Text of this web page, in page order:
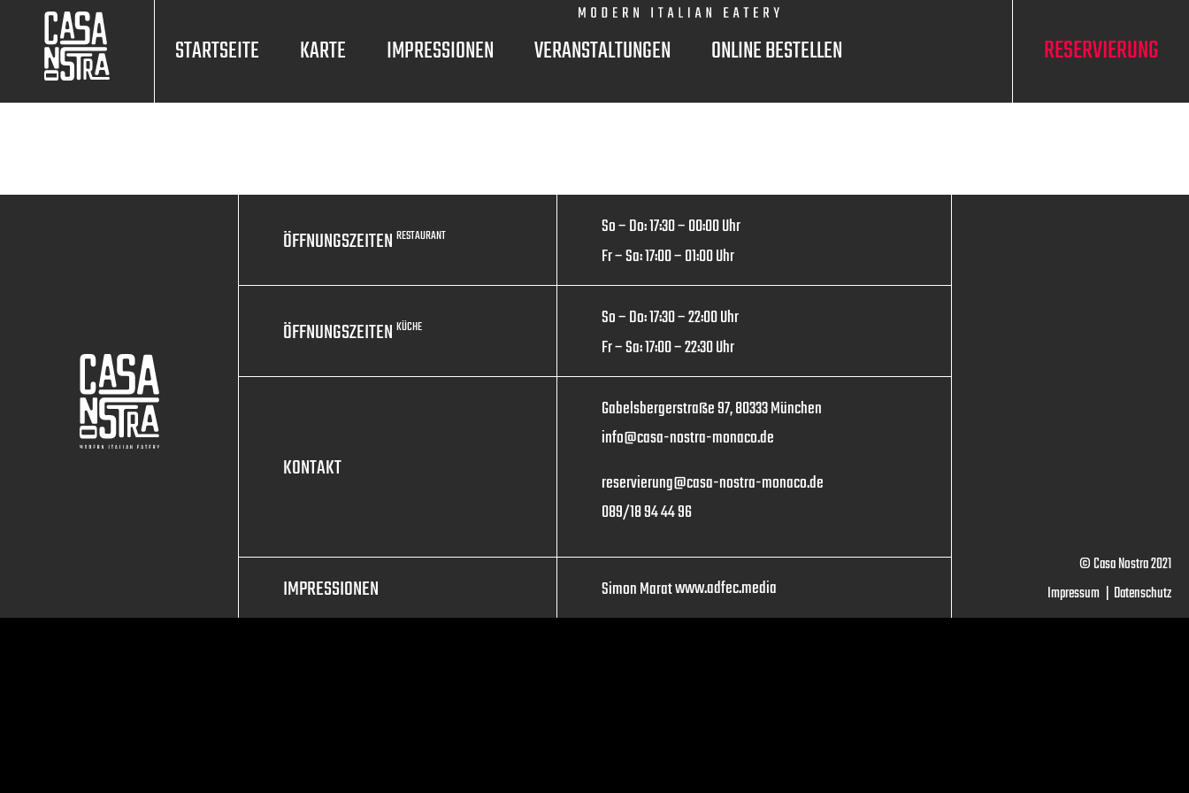
STARTSEITE KARTE IMPRESSIONEN VERANSTALTUNGEN ONLINE BESTELLEN RESERVIERUNG
ÖFFNUNGSZEITEN RESTAURANT
So – Do: 17:30 – 00:00 Uhr
Fr – Sa: 17:00 – 01:00 Uhr
ÖFFNUNGSZEITEN KÜCHE
So – Do: 17:30 – 22:00 Uhr
Fr – Sa: 17:00 – 22:30 Uhr
KONTAKT
Gabelsbergerstraße 97, 80333 München
info@casa-nostra-monaco.de
reservierung@casa-nostra-monaco.de
089/18 94 44 96
IMPRESSIONEN Simon Maratwww.adfec.media
© Casa Nostra 2021
Impressum
Datenschutz